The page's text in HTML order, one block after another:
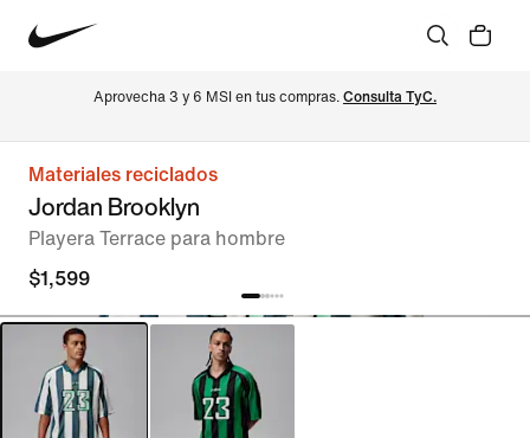
Aprovecha 3 y 6 MSI en tus compras. Consulta TyC.
Materiales reciclados
Jordan Brooklyn
Playera Terrace para hombre
$1,599